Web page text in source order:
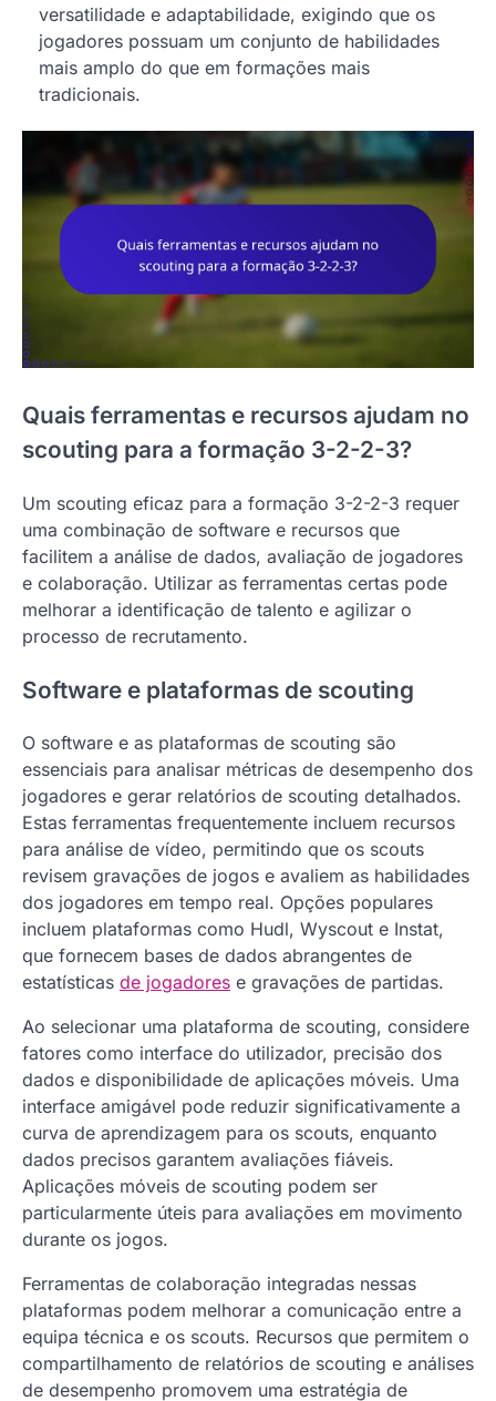
versatilidade e adaptabilidade, exigindo que os
jogadores possuam um conjunto de habilidades
mais amplo do que em formações mais
tradicionais.
Quais ferramentas e recursos ajudam no
scouting para a formação 3-2-2-3?
Um scouting eficaz para a formação 3-2-2-3 requer
uma combinação de software e recursos que
facilitem a análise de dados, avaliação de jogadores
e colaboração. Utilizar as ferramentas certas pode
melhorar a identificação de talento e agilizar o
processo de recrutamento.
Software e plataformas de scouting
O software e as plataformas de scouting são
essenciais para analisar métricas de desempenho dos
jogadores e gerar relatórios de scouting detalhados.
Estas ferramentas frequentemente incluem recursos
para análise de vídeo, permitindo que os scouts
revisem gravações de jogos e avaliem as habilidades
dos jogadores em tempo real. Opções populares
incluem plataformas como Hudl, Wyscout e Instat,
que fornecem bases de dados abrangentes de
estatísticas de jogadores e gravações de partidas.
Ao selecionar uma plataforma de scouting, considere
fatores como interface do utilizador, precisão dos
dados e disponibilidade de aplicações móveis. Uma
interface amigável pode reduzir significativamente a
curva de aprendizagem para os scouts, enquanto
dados precisos garantem avaliações fiáveis.
Aplicações móveis de scouting podem ser
particularmente úteis para avaliações em movimento
durante os jogos.
Ferramentas de colaboração integradas nessas
plataformas podem melhorar a comunicação entre a
equipa técnica e os scouts. Recursos que permitem o
compartilhamento de relatórios de scouting e análises
de desempenho promovem uma estratégia de